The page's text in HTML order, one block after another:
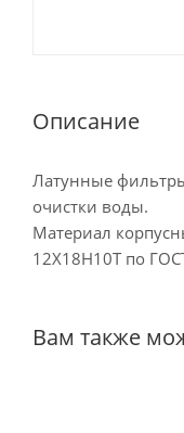
Описание
Латунные
очистки воды.
Материал
12Х18Н10Т по
Вам также